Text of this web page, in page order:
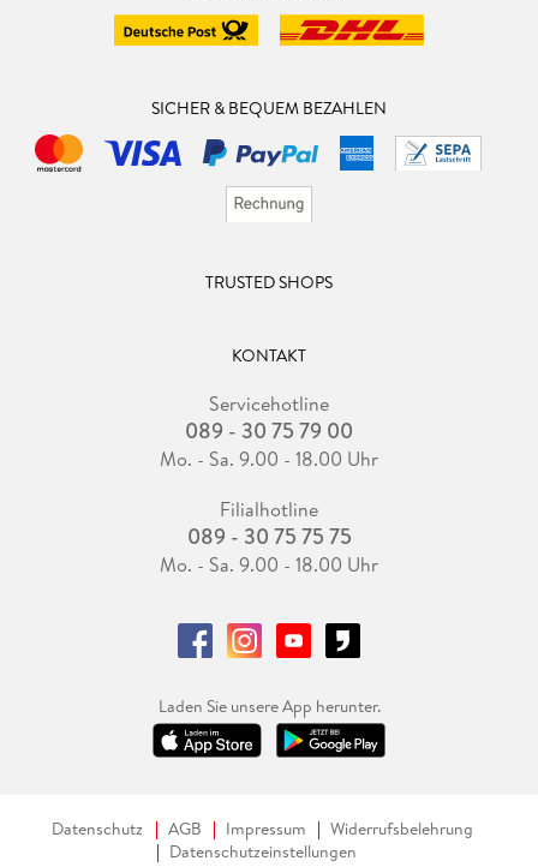
SICHER & BEQUEM BEZAHLEN
TRUSTED SHOPS
KONTAKT
Servicehotline
089 - 30 75 79 00
Mo. - Sa. 9.00 - 18.00 Uhr
Filialhotline
089 - 30 75 75 75
Mo. - Sa. 9.00 - 18.00 Uhr
Laden Sie unsere App herunter.
Datenschutz AGB Impressum
Widerrufsbelehrung
Datenschutzeinstellungen